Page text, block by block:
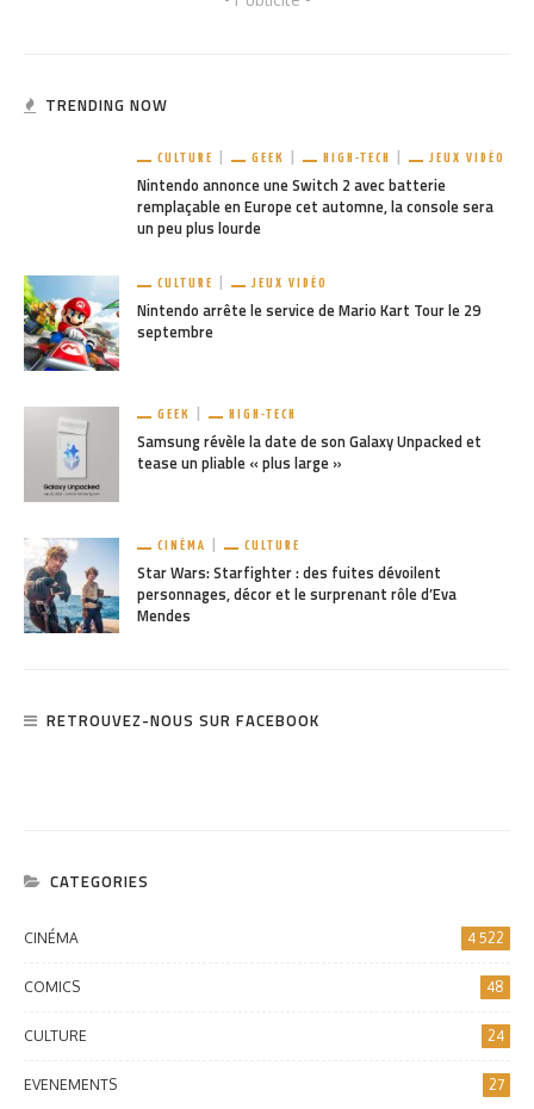
TRENDING NOW
CULTURE GEEK HIGH-TECH JEUX VIDÉO
Nintendo annonce une Switch 2 avec batterie
remplaçable en Europe cet automne, la console sera
un peu plus lourde
CULTURE JEUX VIDÉO
Nintendo arrête le service de Mario Kart Tour le 29
septembre
GEEK HIGH-TECH
Samsung révèle la date de son Galaxy Unpacked et
tease un pliable « plus large »
CINÉMA CULTURE
Star Wars: Starfighter : des fuites dévoilent
personnages, décor et le surprenant rôle d’Eva
Mendes
RETROUVEZ-NOUS SUR FACEBOOK
CATEGORIES
CINÉMA 4 522
COMICS 48
CULTURE 24
EVENEMENTS 27